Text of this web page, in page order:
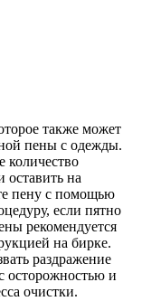
также может
пены с одежды.
количество
оставить на
пену с помощью
если пятно
рекомендуется
на бирке.
раздражение
осторожностью и
очистки.